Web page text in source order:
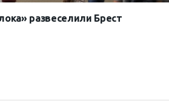
развеселили Брест